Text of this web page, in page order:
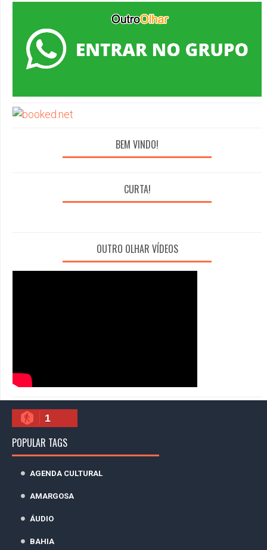
BEM VINDO!
CURTA!
OUTRO OLHAR VÍDEOS
1
POPULAR TAGS
AGENDA CULTURAL
AMARGOSA
ÁUDIO
BAHIA